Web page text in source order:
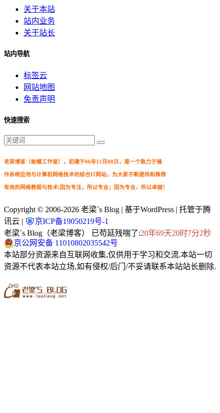
关于本站
站内业务
关于站长
站内导航
标签云
网站地图
免责声明
快速搜索
老梁博客（蛤蟆工作室），初建于06年11月08日，是一个致力于操
作系统应用与计算机网络技术的综合IT网站，为大家不断提供和推荐
有用的网络教程与技术;因为专注，所以专业；因为专业，所以卓越！
Copyright © 2006-2026 老梁`s Blog | 基于WordPress | 托管于腾
讯云 |
京ICP备19050219号-1
老梁`s Blog（老梁博客） 已苟延残喘了:20年69天20时7分2秒
京公网安备 11010802035542号
本站部分资源来自互联网收集,仅供用于学习和交流.本站一切
资源不代表本站立场,如有侵权/后门/不妥请联系本站站长删除.